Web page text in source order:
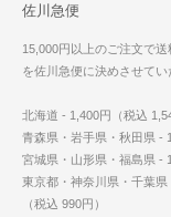
佐川急便
15,000円以上のご注文で
を佐川急便に決めさせてい
北海道 - 1,400円（税込
青森県・岩手県・秋田県 -
宮城県・山形県・福島県 -
東京都・神奈川県・千葉
（税込 990円）